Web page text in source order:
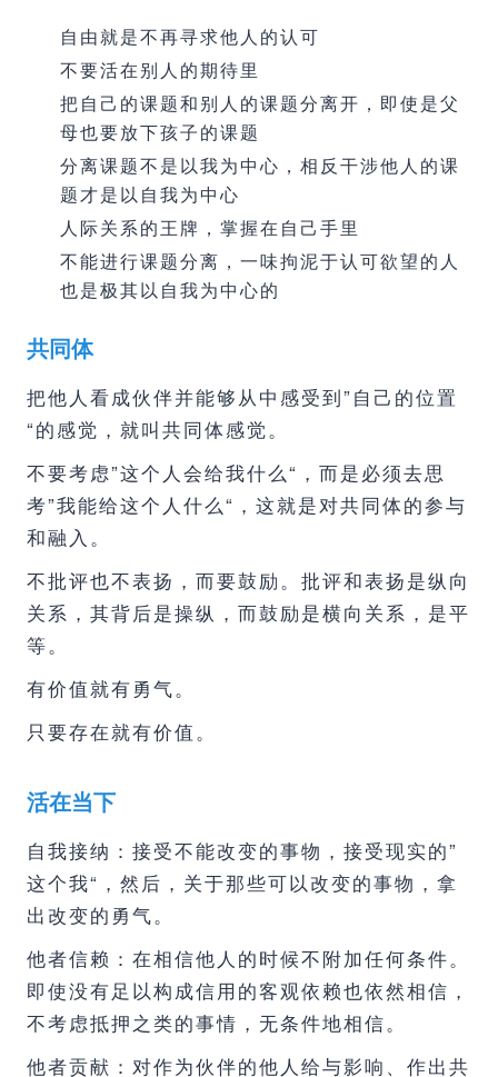
自由就是不再寻求他人的认可
不要活在别人的期待里
把自己的课题和别人的课题分离开，即使是父
母也要放下孩子的课题
分离课题不是以我为中心，相反干涉他人的课
题才是以自我为中心
人际关系的王牌，掌握在自己手里
不能进行课题分离，一味拘泥于认可欲望的人
也是极其以自我为中心的
共同体
把他人看成伙伴并能够从中感受到”自己的位置
“的感觉，就叫共同体感觉。
不要考虑”这个人会给我什么“，而是必须去思
考”我能给这个人什么“，这就是对共同体的参与
和融入。
不批评也不表扬，而要鼓励。批评和表扬是纵向
关系，其背后是操纵，而鼓励是横向关系，是平
等。
有价值就有勇气。
只要存在就有价值。
活在当下
自我接纳：接受不能改变的事物，接受现实的”
这个我“，然后，关于那些可以改变的事物，拿
出改变的勇气。
他者信赖：在相信他人的时候不附加任何条件。
即使没有足以构成信用的客观依赖也依然相信，
不考虑抵押之类的事情，无条件地相信。
他者贡献：对作为伙伴的他人给与影响、作出共